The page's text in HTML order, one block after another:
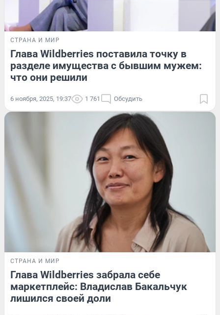
СТРАНА И МИР
Глава Wildberries поставила точку в
разделе имущества с бывшим мужем:
что они решили
6 ноября, 2025, 19:37 1 761 Обсудить
СТРАНА И МИР
Глава Wildberries забрала себе
маркетплейс: Владислав Бакальчук
лишился своей доли